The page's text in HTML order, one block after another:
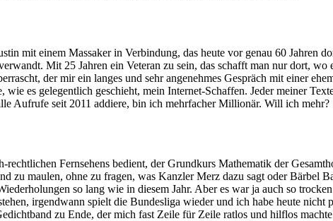
mit einem Massaker in Verbindung, das heute vor genau 60 Jahren
Mit 25 Jahren ein Veteran zu sein, das schafft man nur dort, wo
der mir ein langes und sehr angenehmes Gespräch mit einer
es gelegentlich geschieht, mein Internet-Schaffen. Jeder meiner
Aufrufe seit 2011 addiere, bin ich mehrfacher Millionär. Will ich mehr?
Fernsehens bedient, der Grundkurs Mathematik der
zu maulen, ohne zu fragen, was Kanzler Merz dazu sagt oder
so lang wie in diesem Jahr. Aber es war ja auch so
irgendwann spielt die Bundesliga wieder und ich habe heute nicht
zu Ende, der mich fast Zeile für Zeile ratlos und hilflos